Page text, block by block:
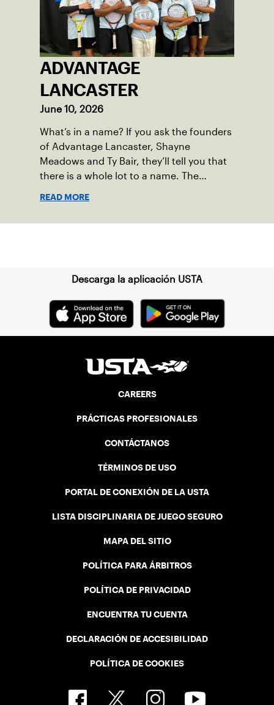
ADVANTAGE
LANCASTER
June 10, 2026
What’s in a name? If you ask the founders
of Advantage Lancaster, Shayne
Meadows and Ty Bair, they’ll tell you that
there is a whole lot to a name. The
READ MORE
Descarga la aplicación USTA
CAREERS
PRÁCTICAS PROFESIONALES
CONTÁCTANOS
TÉRMINOS DE USO
PORTAL DE CONEXIÓN DE LA USTA
LISTA DISCIPLINARIA DE JUEGO SEGURO
MAPA DEL SITIO
POLÍTICA PARA ÁRBITROS
POLÍTICA DE PRIVACIDAD
ENCUENTRA TU CUENTA
DECLARACIÓN DE ACCESIBILIDAD
POLÍTICA DE COOKIES